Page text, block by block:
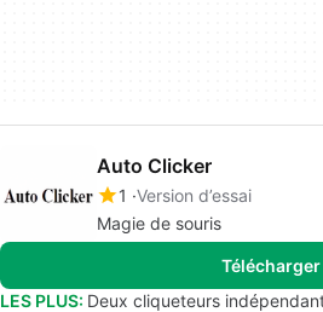
Auto Clicker
1 Version d’essai
Magie de souris
Télécharger
LES PLUS: Deux cliqueteurs